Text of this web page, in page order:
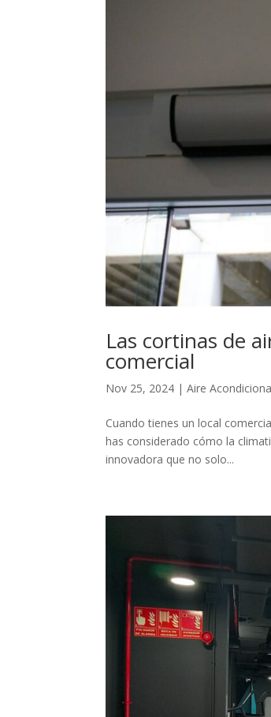
Las cortinas de
comercial
Nov 25, 2024 |Aire
Cuando tienes un local
has considerado cómo la
innovadora que no solo...